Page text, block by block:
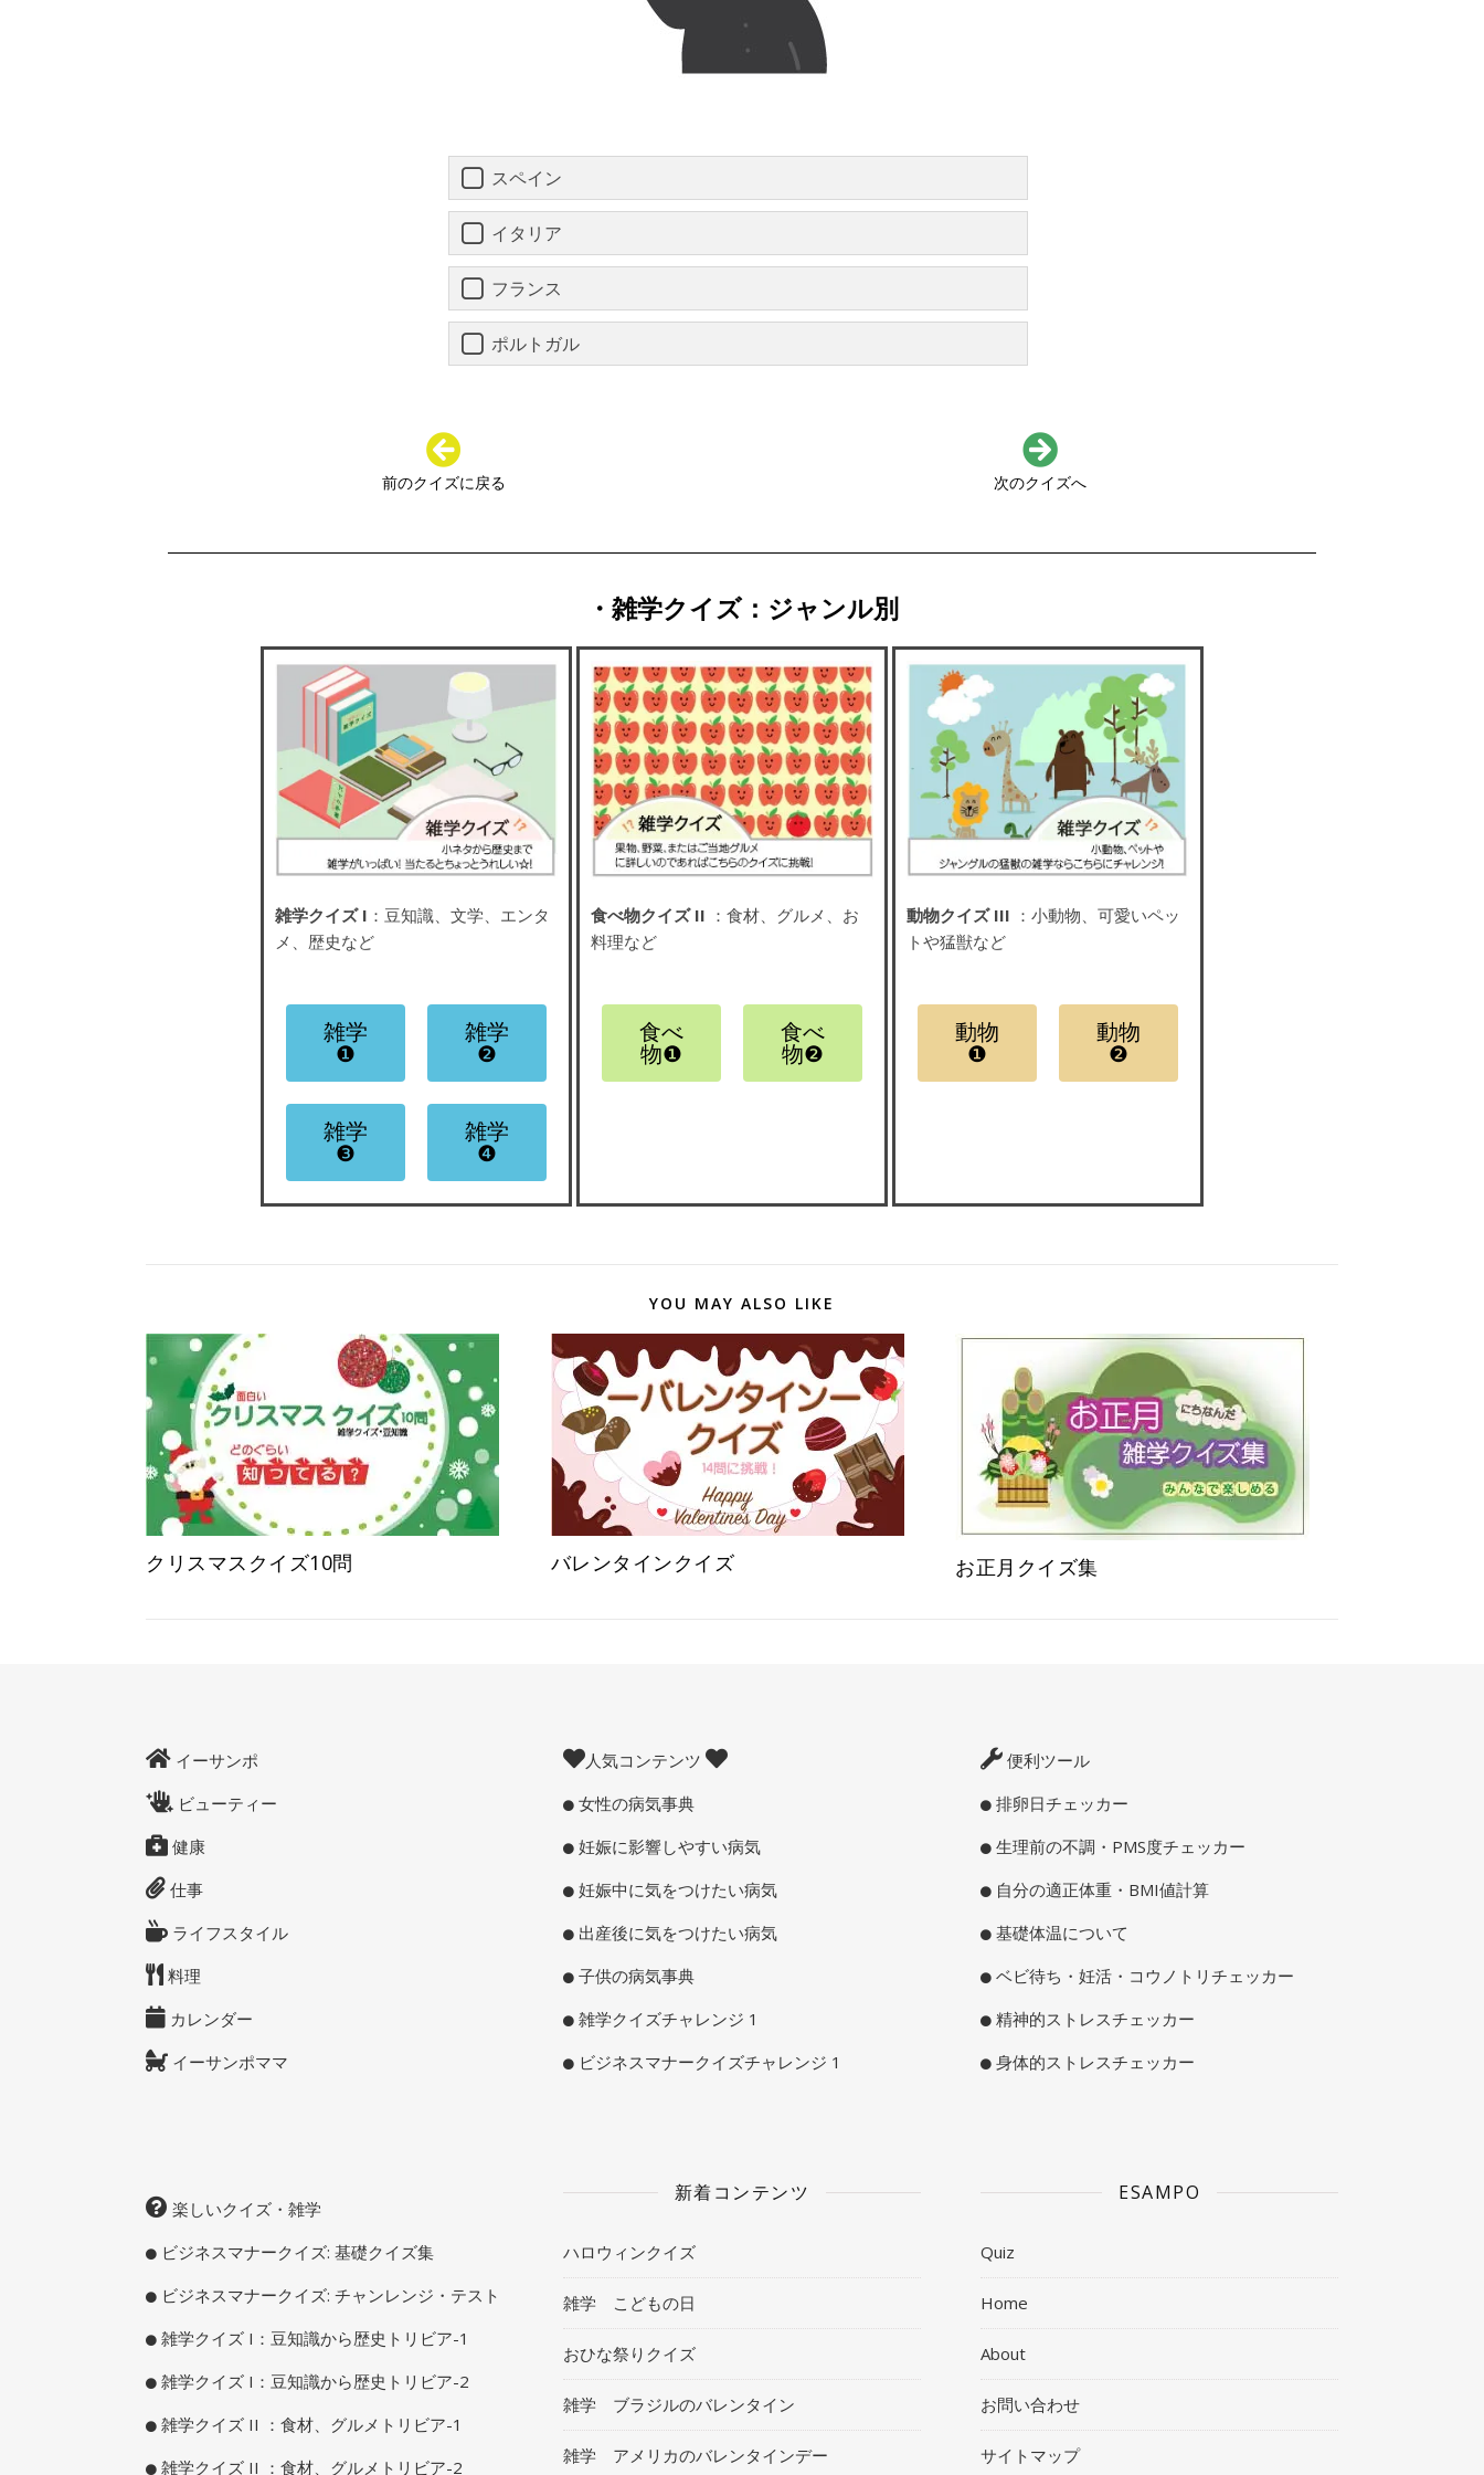
スペイン
イタリア
フランス
ポルトガル
前のクイズに戻る 次のクイズへ
・雑学クイズ：ジャンル別
雑学クイズ I ：豆知識、文学、エンタ
メ、歴史など
雑学
❶
雑学
❷
雑学
❸
雑学
❹
食べ物クイズ II ：食材、グルメ、お
料理など
食べ
物❶
食べ
物❷
動物クイズ III ：小動物、可愛いペッ
トや猛獣など
動物
❶
動物
❷
YOU MAY ALSO LIKE
クリスマスクイズ10問 バレンタインクイズ お正月クイズ集
イーサンポ
ビューティー
健康
仕事
ライフスタイル
料理
カレンダー
イーサンポママ
人気コンテンツ
女性の病気事典
妊娠に影響しやすい病気
妊娠中に気をつけたい病気
出産後に気をつけたい病気
子供の病気事典
雑学クイズチャレンジ 1
ビジネスマナークイズチャレンジ 1
便利ツール
排卵日チェッカー
生理前の不調・PMS度チェッカー
自分の適正体重・BMI値計算
基礎体温について
ベビ待ち・妊活・コウノトリチェッカー
精神的ストレスチェッカー
身体的ストレスチェッカー
楽しいクイズ・雑学
ビジネスマナークイズ: 基礎クイズ集
ビジネスマナークイズ: チャンレンジ・テスト
雑学クイズ I：豆知識から歴史トリビア-1
雑学クイズ I：豆知識から歴史トリビア-2
雑学クイズ II ：食材、グルメトリビア-1
雑学クイズ II ：食材、グルメトリビア-2
新着コンテンツ
ハロウィンクイズ
雑学 こどもの日
おひな祭りクイズ
雑学 ブラジルのバレンタイン
雑学 アメリカのバレンタインデー
ESAMPO
Quiz
Home
About
お問い合わせ
サイトマップ